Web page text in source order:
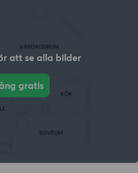
att se alla bilder
gratis